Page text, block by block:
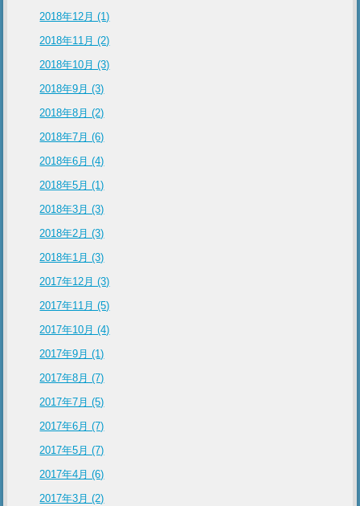
2018年12月 (1)
2018年11月 (2)
2018年10月 (3)
2018年9月 (3)
2018年8月 (2)
2018年7月 (6)
2018年6月 (4)
2018年5月 (1)
2018年3月 (3)
2018年2月 (3)
2018年1月 (3)
2017年12月 (3)
2017年11月 (5)
2017年10月 (4)
2017年9月 (1)
2017年8月 (7)
2017年7月 (5)
2017年6月 (7)
2017年5月 (7)
2017年4月 (6)
2017年3月 (2)